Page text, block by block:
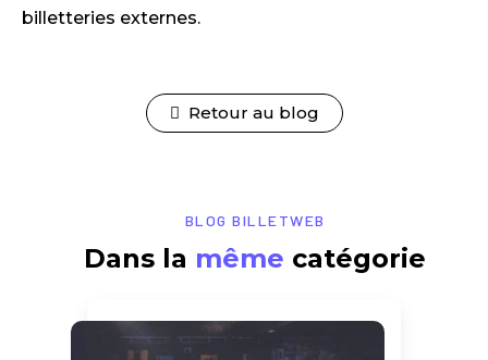
billetteries externes.
Retour au blog
BLOG BILLETWEB
Dans la même catégorie